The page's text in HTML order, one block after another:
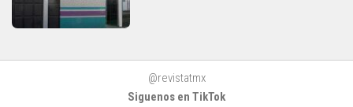
@revistatmx
Siguenos en TikTok